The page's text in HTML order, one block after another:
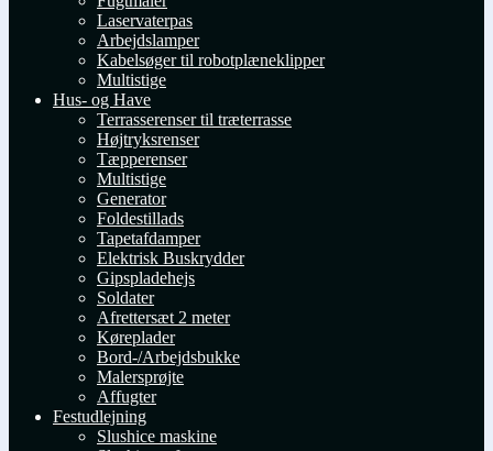
Laservaterpas
Arbejdslamper
Kabelsøger til robotplæneklipper
Multistige
Hus- og Have
Terrasserenser til træterrasse
Højtryksrenser
Tæpperenser
Multistige
Generator
Foldestillads
Tapetafdamper
Elektrisk Buskrydder
Gipspladehejs
Soldater
Afrettersæt 2 meter
Køreplader
Bord-/Arbejdsbukke
Malersprøjte
Affugter
Festudlejning
Slushice maskine